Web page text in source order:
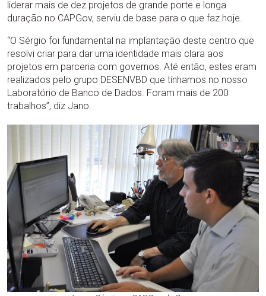
liderar mais de dez projetos de grande porte e longa
duração no CAPGov, serviu de base para o que faz hoje.
“O Sérgio foi fundamental na implantação deste centro que
resolvi criar para dar uma identidade mais clara aos
projetos em parceria com governos. Até então, estes eram
realizados pelo grupo DESENVBD que tínhamos no nosso
Laboratório de Banco de Dados. Foram mais de 200
trabalhos”, diz Jano.